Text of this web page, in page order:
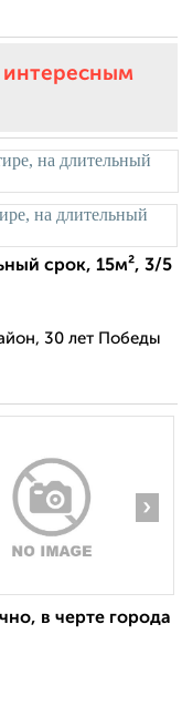
интересным
срок, 15м², 3/5
30 лет Победы
›
в черте города